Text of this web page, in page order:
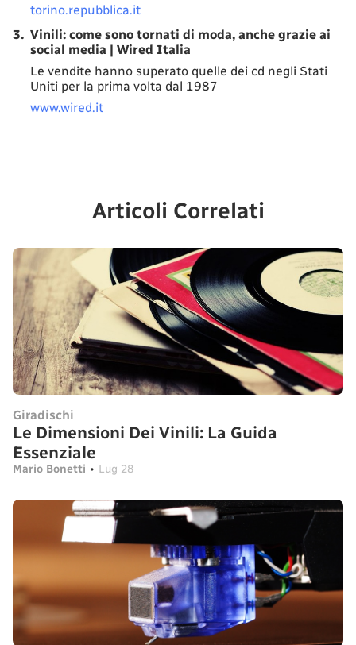
torino.repubblica.it
3. Vinili: come sono tornati di moda, anche grazie ai
social media | Wired Italia
Le vendite hanno superato quelle dei cd negli Stati
Uniti per la prima volta dal 1987
www.wired.it
Articoli Correlati
Giradischi
Le Dimensioni Dei Vinili: La Guida
Essenziale
Mario Bonetti • Lug 28